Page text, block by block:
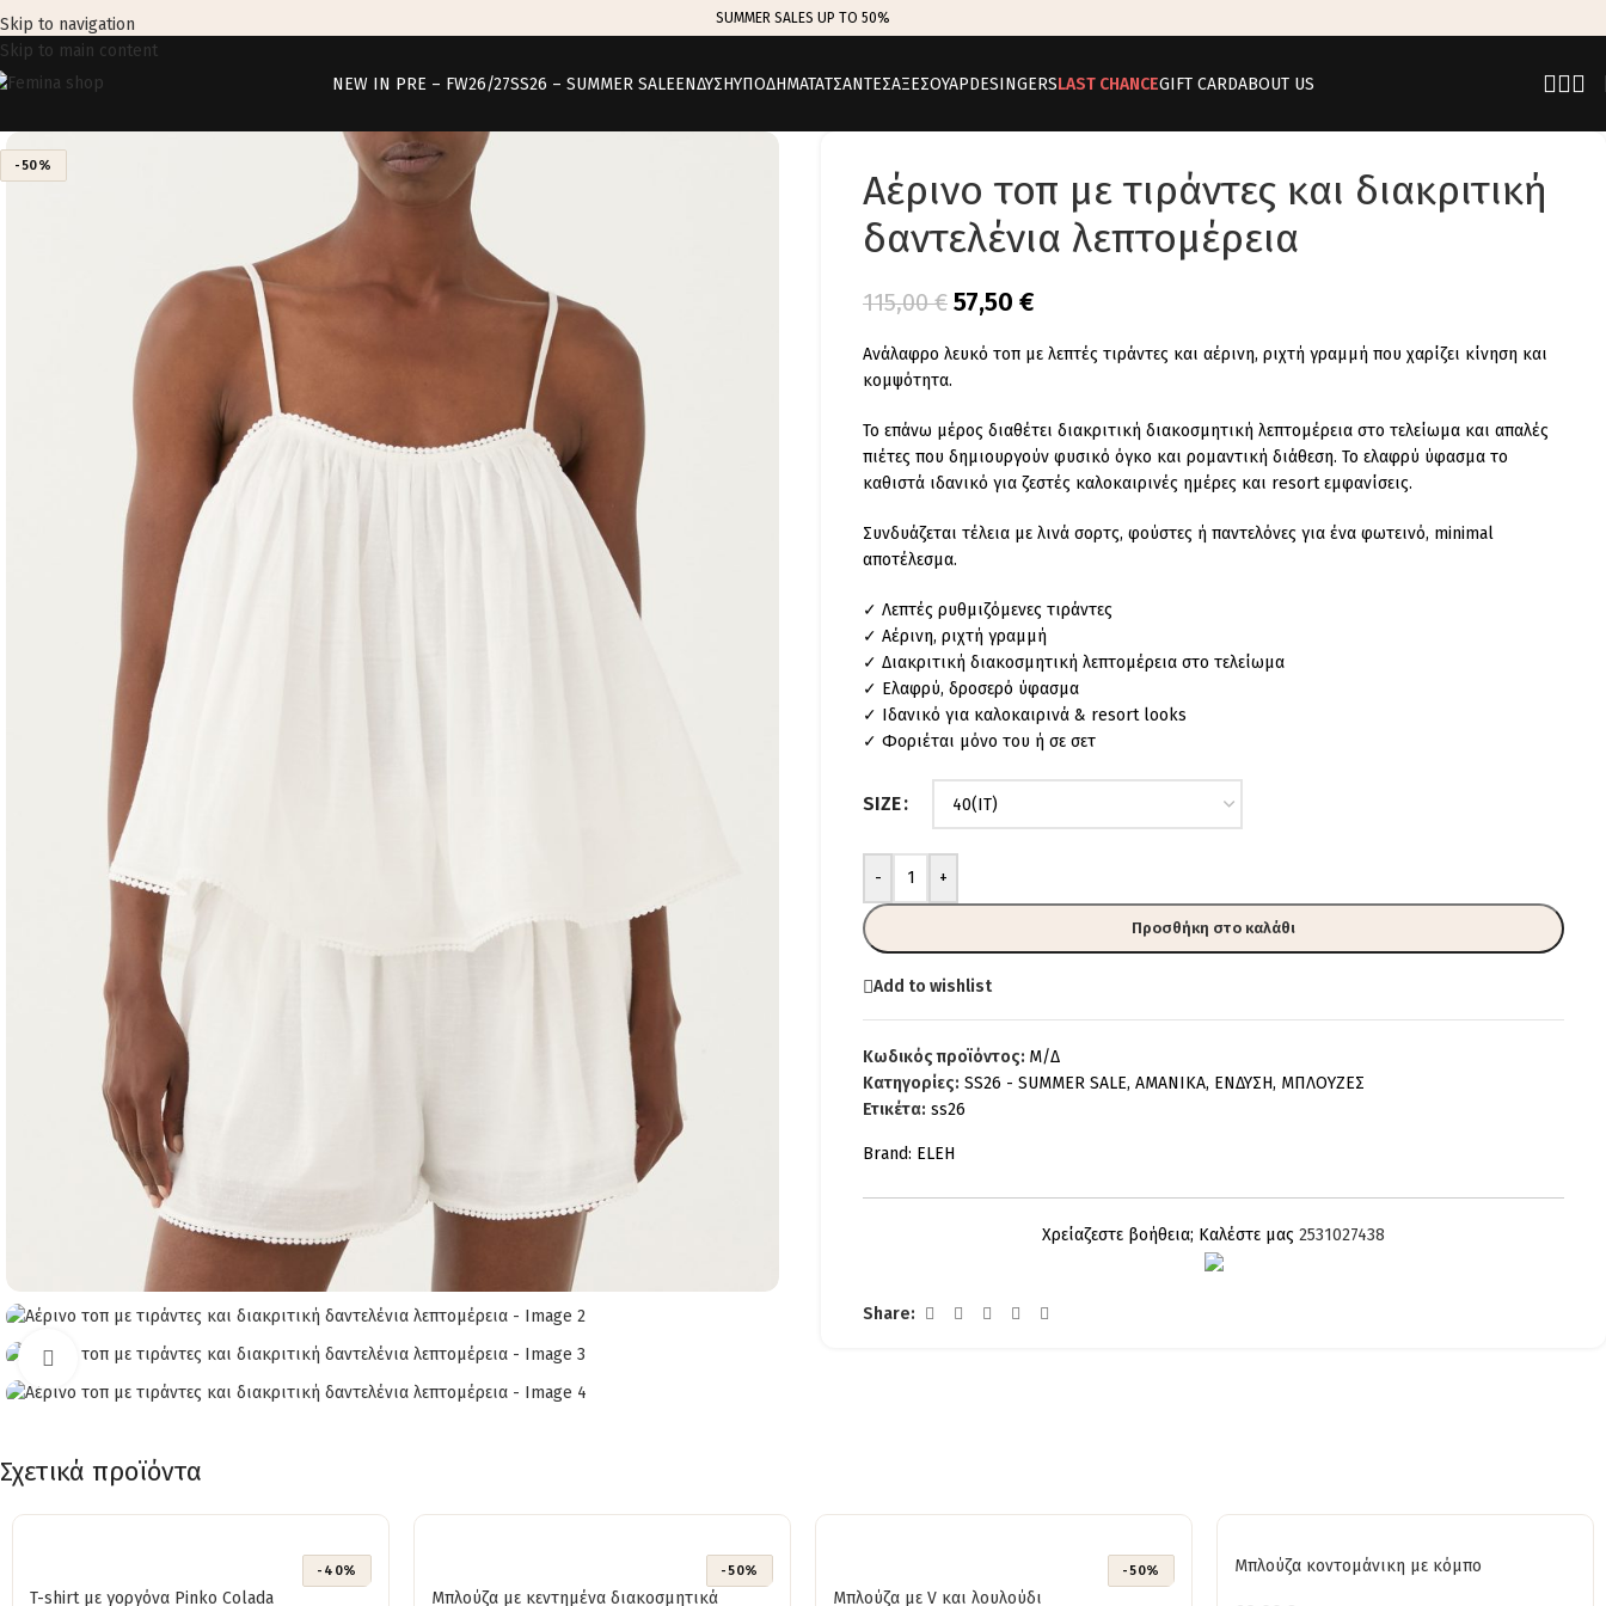
Skip to navigation
Skip to main content
SUMMER SALES UP TO 50%
NEW IN PRE – FW26/27SS26 – SUMMER SALEΕΝΔΥΣΗΥΠΟΔΗΜΑΤΑΤΣΑΝΤΕΣΑΞΕΣΟΥΑΡDESINGERSLAST CHANCEGIFT CARDABOUT US
-50%
Click to enlarge
Αέρινο τοπ με τιράντες και διακριτική
δαντελένια λεπτομέρεια
115,00€ 57,50 €
Ανάλαφρο λευκό τοπ με λεπτές τιράντες και αέρινη, ριχτή γραμμή που χαρίζει κίνηση και
κομψότητα.
Το επάνω μέρος διαθέτει διακριτική διακοσμητική λεπτομέρεια στο τελείωμα και απαλές
πιέτες που δημιουργούν φυσικό όγκο και ρομαντική διάθεση. Το ελαφρύ ύφασμα το
καθιστά ιδανικό για ζεστές καλοκαιρινές ημέρες και resort εμφανίσεις.
Συνδυάζεται τέλεια με λινά σορτς, φούστες ή παντελόνες για ένα φωτεινό, minimal
αποτέλεσμα.
✓ Λεπτές ρυθμιζόμενες τιράντες
✓ Αέρινη, ριχτή γραμμή
✓ Διακριτική διακοσμητική λεπτομέρεια στο τελείωμα
✓ Ελαφρύ, δροσερό ύφασμα
✓ Ιδανικό για καλοκαιρινά & resort looks
✓ Φοριέται μόνο του ή σε σετ
SIZE
- +
Προσθήκη στο καλάθι
Add to wishlist
Κωδικός προϊόντος: Μ/Δ
Κατηγορίες: SS26 - SUMMER SALE, AMANIKA, ΕΝΔΥΣΗ, ΜΠΛΟΥΖΕΣ
Ετικέτα: ss26
Brand: ELEH
Χρείαζεστε βοήθεια; Καλέστε μας 2531027438
Share:
Σχετικά προϊόντα
-40%
T-shirt με γοργόνα Pinko Colada
-50%
Μπλούζα με κεντημένα διακοσμητικά
-50%
Μπλούζα με V και λουλούδι
Μπλούζα κοντομάνικη με κόμπο